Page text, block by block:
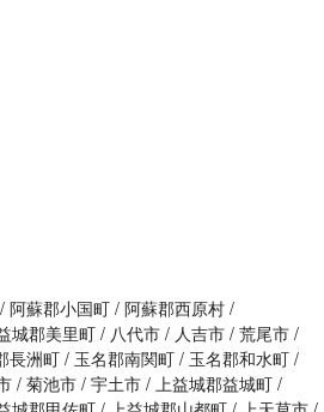
阿蘇郡小国町 阿蘇郡西原村
城郡美里町 八代市 人吉市 荒尾市
長洲町 玉名郡南関町
玉名郡和水町
菊池市 宇土市 上益城郡益城町